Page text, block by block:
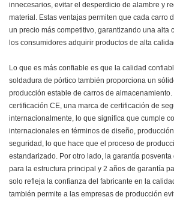
innecesarios, evitar el desperdicio de alambre y
material. Estas ventajas permiten que cada carro
un precio más competitivo, garantizando una alta
los consumidores adquirir productos de alta
Lo que es más confiable es que la calidad
soldadura de pórtico también proporciona un
producción estable de carros de
certificación CE, una marca de certificación de
internacionalmente, lo que significa que cumple
internacionales en términos de diseño,
seguridad, lo que hace que el proceso de
estandarizado. Por otro lado, la garantía
para la estructura principal y 2 años de garantía
solo refleja la confianza del fabricante en la
también permite a las empresas de producción